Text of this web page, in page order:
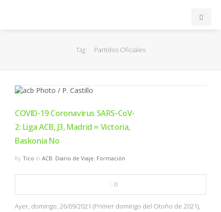
EuroLeague
FIBA
OTROS
Tag: Partidos Oficiales
COVID-19 Coronavirus SARS-CoV-
2: Liga ACB, J3, Madrid = Victoria,
Baskonia No
By Tico in ACB, Diario de Viaje, Formación
0
Ayer, domingo, 26/09/2021 (Primer domingo del Otoño de 2021),